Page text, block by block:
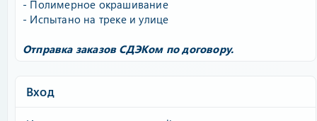
- Полимерное окрашивание
- Испытано на треке и улице
Отправка заказов СДЭКом по договору.
Вход